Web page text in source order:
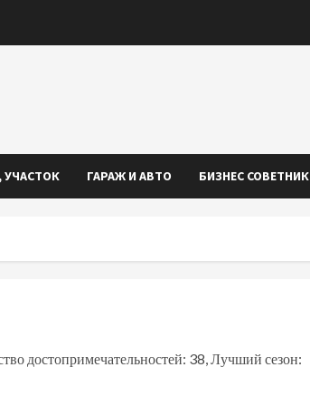
УЧАСТОК ГАРАЖ И АВТО БИЗНЕС СОВЕТНИК
достопримечательностей: 38, Лучший сезон: